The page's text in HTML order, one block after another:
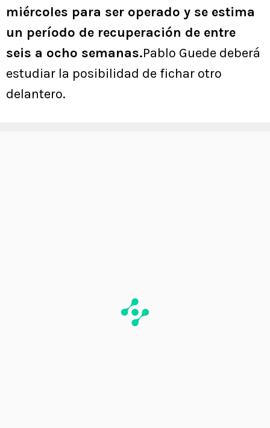
miércoles para ser operado y se estima
un período de recuperación de entre
seis a ocho semanas.Pablo Guede deberá
estudiar la posibilidad de fichar otro
delantero.